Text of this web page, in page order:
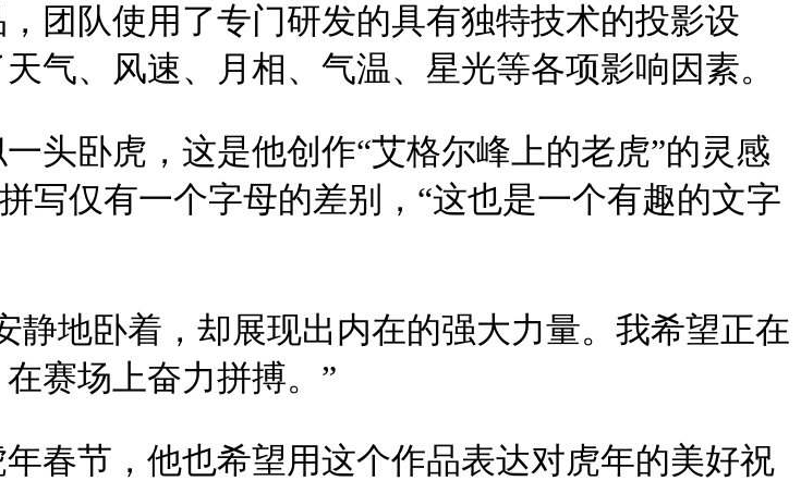
团队使用了专门研发的具有独特技术的投影设
气、风速、月相、气温、星光等各项影响因素。
头卧虎，这是他创作“艾格尔峰上的老虎”的灵感
写仅有一个字母的差别，“这也是一个有趣的文字
静地卧着，却展现出内在的强大力量。我希望正在
赛场上奋力拼搏。”
春节，他也希望用这个作品表达对虎年的美好祝